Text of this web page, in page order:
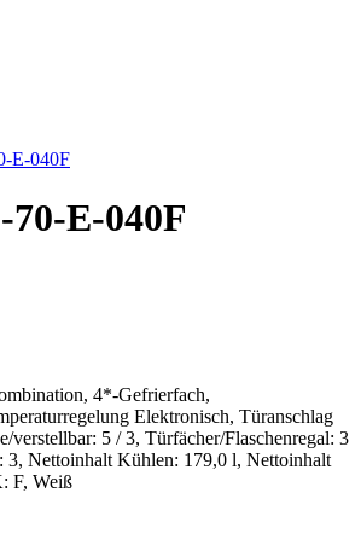
E-040F
4*-Gefrierfach,
Elektronisch, Türanschlag
verstellbar: 5 / 3, Türfächer/Flaschenregal: 3
3, Nettoinhalt Kühlen: 179,0 l, Nettoinhalt
F, Weiß